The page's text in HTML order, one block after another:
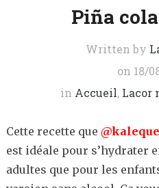
Piña
Written by
on 18/
in Accueil, Lacor
Cette recette que
est idéale pour s’hydrater
adultes que pour les